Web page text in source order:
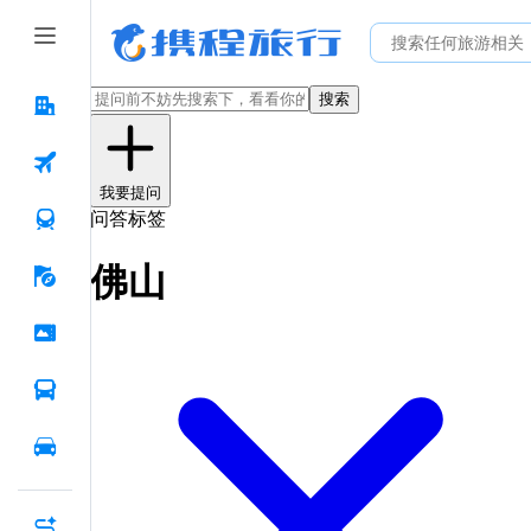
搜索
我要提问
问答标签
佛山